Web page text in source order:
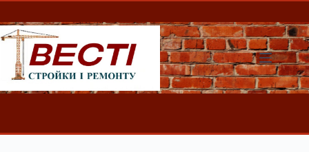
Перейти
вмісту